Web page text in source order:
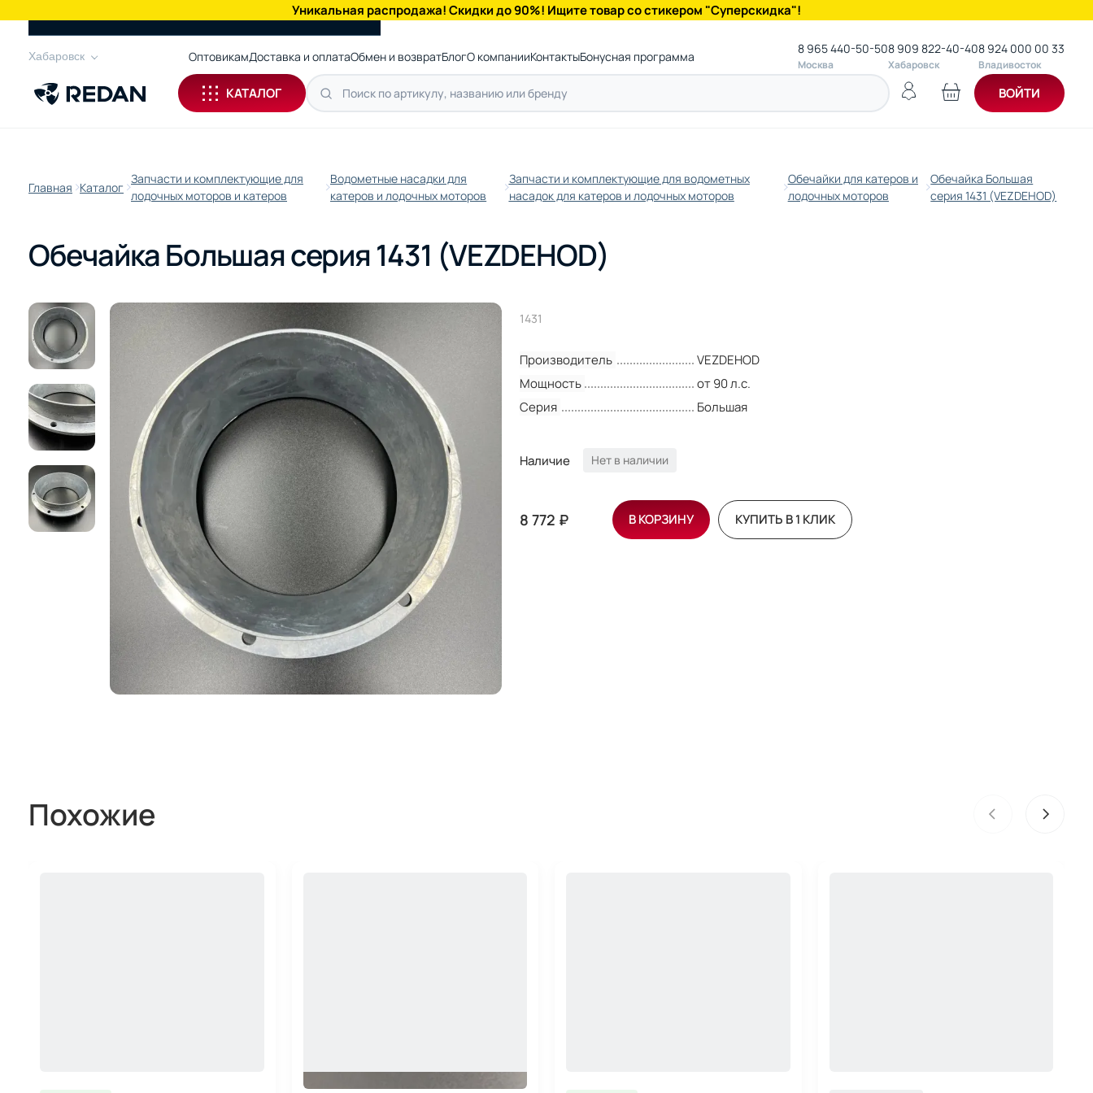
Уникальная распродажа! Скидки до 90%! Ищите товар со стикером "Суперскидка"!
Хабаровск ОптовикамДоставка и оплатаОбмен и возвратБлогО компанииКонтактыБонусная программа 8 965 440-50-50
Москва
8 909 822-40-40
Хабаровск
8 924 000 00 33
Владивосток
КАТАЛОГ ВОЙТИ
Главная Каталог
Запчасти и комплектующие для
лодочных моторов и катеров
Водометные насадки для
катеров и лодочных моторов
Запчасти и комплектующие для водометных
насадок для катеров и лодочных моторов
Обечайки для катеров и
лодочных моторов
Обечайка Большая
серия 1431 (VEZDEHOD)
Обечайка Большая серия 1431 (VEZDEHOD)
1431
Производитель
VEZDEHOD
Мощность
от 90 л.с.
Серия
Большая
Наличие Нет в наличии
8 772 ₽ В КОРЗИНУ КУПИТЬ В 1 КЛИК
Похожие